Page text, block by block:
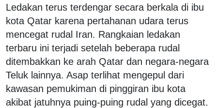
Ledakan terus terdengar secara berkala di ibu
kota Qatar karena pertahanan udara terus
mencegat rudal Iran. Rangkaian ledakan
terbaru ini terjadi setelah beberapa rudal
ditembakkan ke arah Qatar dan negara-negara
Teluk lainnya. Asap terlihat mengepul dari
kawasan pemukiman di pinggiran ibu kota
akibat jatuhnya puing-puing rudal yang dicegat.